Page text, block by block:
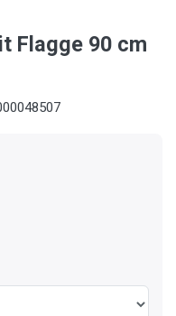
Flagge 90 cm